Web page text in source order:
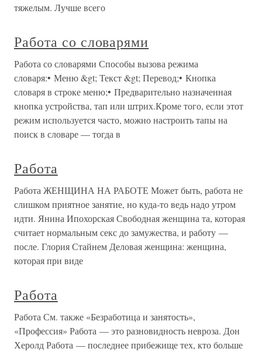
тяжелым. Лучше всего
Работа со словарями
Работа со словарями Способы вызова режима
словаря:• Меню &gt; Текст &gt; Перевод;• Кнопка
словаря в строке меню;• Предварительно назначенная
кнопка устройства, тап или штрих.Кроме того, если этот
режим используется часто, можно настроить тапы на
поиск в словаре — тогда в
Работа
Работа ЖЕНЩИНА НА РАБОТЕ Может быть, работа не
слишком приятное занятие, но куда-то ведь надо утром
идти. Янина Ипохорская Свободная женщина та, которая
считает нормальным секс до замужества, и работу —
после. Глория Стайнем Деловая женщина: женщина,
которая при виде
Работа
Работа См. также «Безработица и занятость»,
«Профессия» Работа — это разновидность невроза. Дон
Херолд Работа — последнее прибежище тех, кто больше